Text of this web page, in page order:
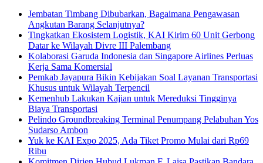
Jembatan Timbang Dibubarkan, Bagaimana Pengawasan
Angkutan Barang Selanjutnya?
Tingkatkan Ekosistem Logistik, KAI Kirim 60 Unit Gerbong
Datar ke Wilayah Divre III Palembang
Kolaborasi Garuda Indonesia dan Singapore Airlines Perluas
Kerja Sama Komersial
Pemkab Jayapura Bikin Kebijakan Soal Layanan Transportasi
Khusus untuk Wilayah Terpencil
Kemenhub Lakukan Kajian untuk Mereduksi Tingginya
Biaya Transportasi
Pelindo Groundbreaking Terminal Penumpang Pelabuhan Yos
Sudarso Ambon
Yuk ke KAI Expo 2025, Ada Tiket Promo Mulai dari Rp69
Ribu